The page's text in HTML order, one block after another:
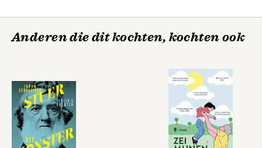
Anderen die dit kochten, kochten ook